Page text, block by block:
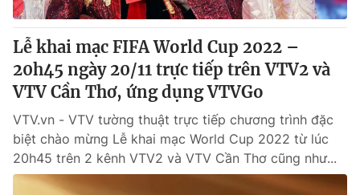
Lễ khai mạc FIFA World Cup 2022 –
20h45 ngày 20/11 trực tiếp trên VTV2 và
VTV Cần Thơ, ứng dụng VTVGo
VTV.vn - VTV tường thuật trực tiếp chương trình đặc
biệt chào mừng Lễ khai mạc World Cup 2022 từ lúc
20h45 trên 2 kênh VTV2 và VTV Cần Thơ cũng như...